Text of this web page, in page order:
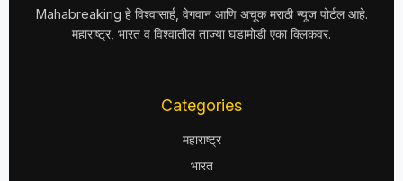
Mahabreaking हे विश्वासार्ह, वेगवान आणि अचूक मराठी न्यूज पोर्टल आहे.
महाराष्ट्र, भारत व विश्वातील ताज्या घडामोडी एका क्लिकवर.
Categories
महाराष्ट्र
भारत